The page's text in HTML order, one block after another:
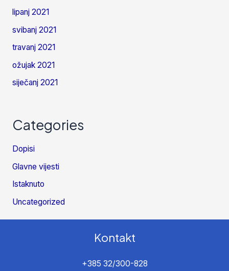
lipanj 2021
svibanj 2021
travanj 2021
ožujak 2021
siječanj 2021
Categories
Dopisi
Glavne vijesti
Istaknuto
Uncategorized
Kontakt
+385 32/300-828